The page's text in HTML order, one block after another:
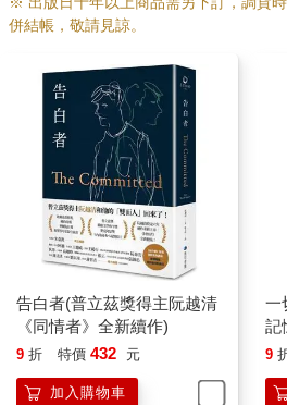
兩種回答，一是「不相信，長官！」
法相信那個氣候宜人、風景如畫的「
家鄉，竟在三月初遭到劫掠。無法相
音彷彿巴不得說得人咬牙切齒）不明
撤退。無法相信峴港與芽莊失陷，也
地逃上駁船與船隻時，我方士兵竟然
成千上萬。我獨自在辦公室時，盡責
片，與我接頭的阿敏應該會滿意。這
權腐敗，我看了也高興，但仍難免為
忍。就政治而言，我同情他們或許是
著，她也會是他們其中之一。她是個
子，沒有人會問窮人想不想打仗，也
想渴死後暴屍近海，還是想讓自己國
數千人還活著，他們不會相信自己是
相信美國人（我們的盟友、恩人、保
買當初美國人免費贈送的那些彈藥、
併結帳，敬請見諒。
告白者(普立茲獎得主阮越清
《同情者》全新續作)
9 折 特價 432 元
加入購物車
一
記
一
9